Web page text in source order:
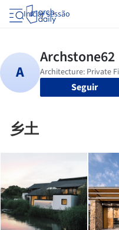
Iniciar sessão
Seguir
乡土